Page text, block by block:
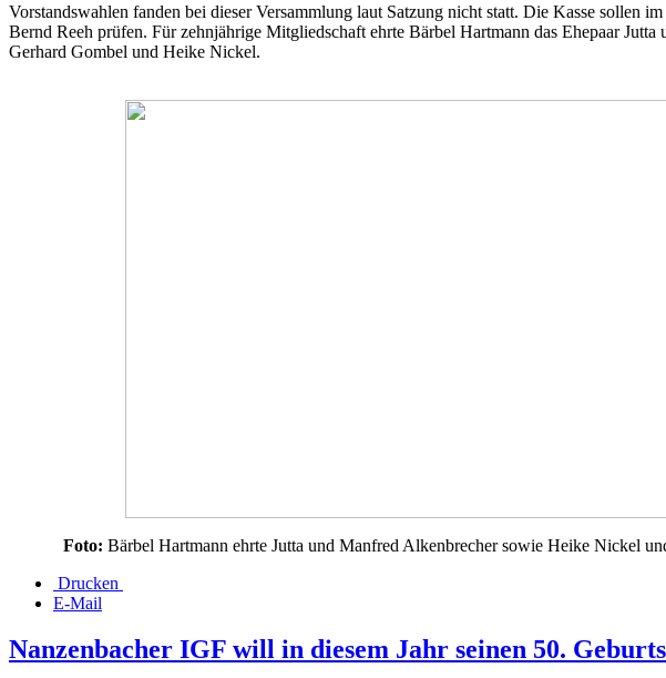
Vorstandswahlen fanden bei dieser Versammlung laut Satzung nicht statt. Die Kasse sollen
Bernd Reeh prüfen. Für zehnjährige Mitgliedschaft ehrte Bärbel Hartmann das Ehepaar
Gerhard Gombel und Heike Nickel.
Foto: Bärbel Hartmann ehrte Jutta und Manfred Alkenbrecher sowie Heike Nickel
Drucken
E-Mail
Nanzenbacher IGF will in diesem Jahr seinen 50.